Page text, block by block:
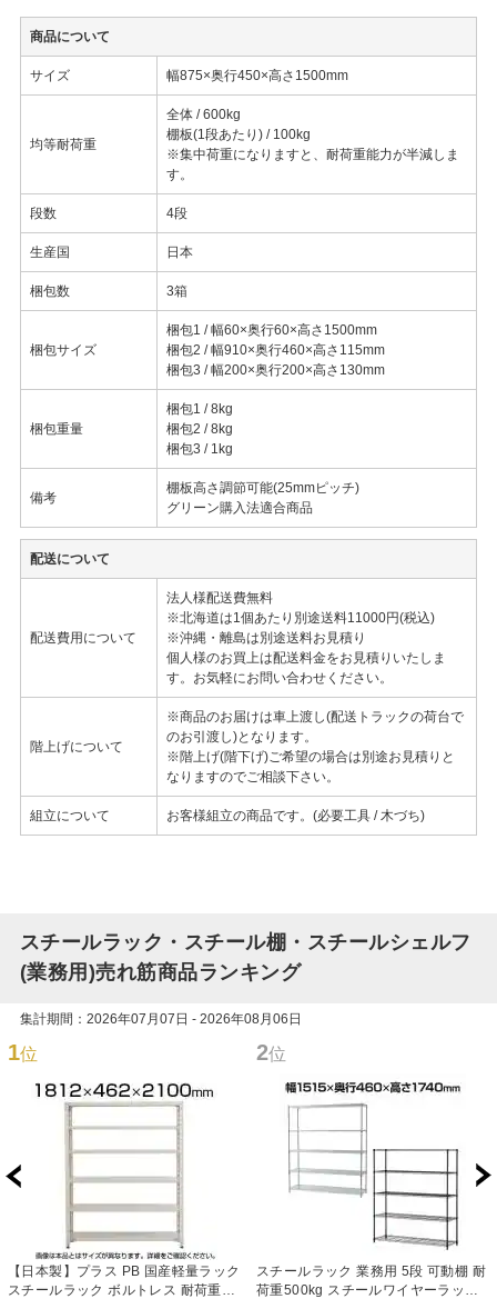
商品について
サイズ 幅875×奥行450×高さ1500mm
均等耐荷重
全体 / 600kg
棚板(1段あたり) / 100kg
※集中荷重になりますと、耐荷重能力が半減しま
す。
段数 4段
生産国 日本
梱包数 3箱
梱包サイズ
梱包1 / 幅60×奥行60×高さ1500mm
梱包2 / 幅910×奥行460×高さ115mm
梱包3 / 幅200×奥行200×高さ130mm
梱包重量
梱包1 / 8kg
梱包2 / 8kg
梱包3 / 1kg
備考
棚板高さ調節可能(25mmピッチ)
グリーン購入法適合商品
配送について
配送費用について
法人様配送費無料
※北海道は1個あたり別途送料11000円(税込)
※沖縄・離島は別途送料お見積り
個人様のお買上は配送料金をお見積りいたしま
す。お気軽にお問い合わせください。
階上げについて
※商品のお届けは車上渡し(配送トラックの荷台で
のお引渡し)となります。
※階上げ(階下げ)ご希望の場合は別途お見積りと
なりますのでご相談下さい。
組立について お客様組立の商品です。(必要工具 / 木づち)
スチールラック・スチール棚・スチールシェルフ
(業務用)売れ筋商品ランキング
集計期間：2026年07月07日 - 2026年08月06日
1位
【日本製】プラス PB 国産軽量ラック
スチールラック ボルトレス 耐荷重
2位
スチールラック 業務用 5段 可動棚 耐
荷重500kg スチールワイヤーラック